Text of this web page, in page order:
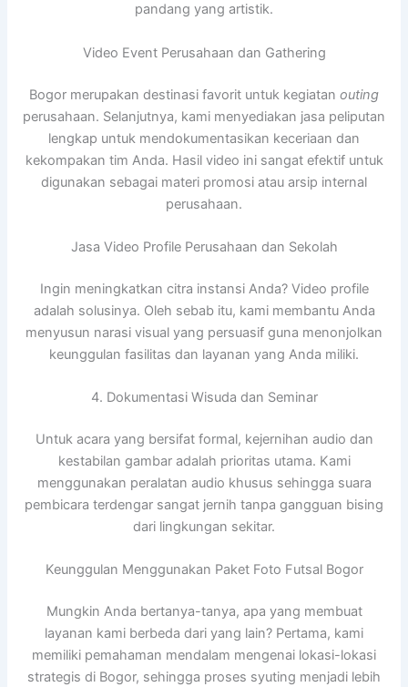
pandang yang artistik.
Video Event Perusahaan dan Gathering
Bogor merupakan destinasi favorit untuk kegiatan outing
perusahaan. Selanjutnya, kami menyediakan jasa peliputan
lengkap untuk mendokumentasikan keceriaan dan
kekompakan tim Anda. Hasil video ini sangat efektif untuk
digunakan sebagai materi promosi atau arsip internal
perusahaan.
Jasa Video Profile Perusahaan dan Sekolah
Ingin meningkatkan citra instansi Anda? Video profile
adalah solusinya. Oleh sebab itu, kami membantu Anda
menyusun narasi visual yang persuasif guna menonjolkan
keunggulan fasilitas dan layanan yang Anda miliki.
4. Dokumentasi Wisuda dan Seminar
Untuk acara yang bersifat formal, kejernihan audio dan
kestabilan gambar adalah prioritas utama. Kami
menggunakan peralatan audio khusus sehingga suara
pembicara terdengar sangat jernih tanpa gangguan bising
dari lingkungan sekitar.
Keunggulan Menggunakan Paket Foto Futsal Bogor
Mungkin Anda bertanya-tanya, apa yang membuat
layanan kami berbeda dari yang lain? Pertama, kami
memiliki pemahaman mendalam mengenai lokasi-lokasi
strategis di Bogor, sehingga proses syuting menjadi lebih